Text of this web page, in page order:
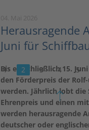
Herausragende
Juni für
Bis einschließlich 15.
den Förderpreis der
werden. Jährlich lobt
Ehrenpreis und einen
werden herausragende
deutscher oder
1 2 3 4 5